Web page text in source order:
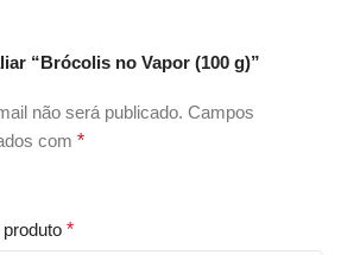
“Brócolis no Vapor (100 g)”
não será publicado. Campos
com *
*